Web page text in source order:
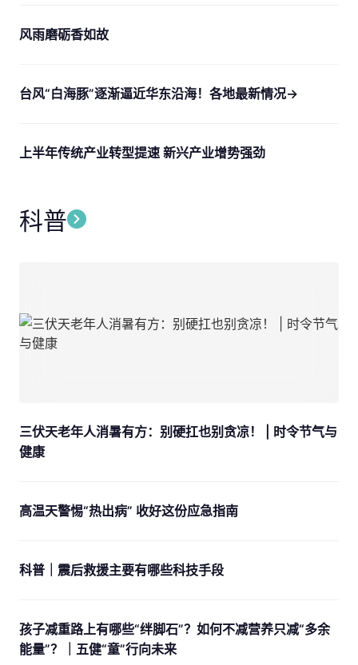
风雨磨砺香如故
台风“白海豚”逐渐逼近华东沿海！各地最新情况→
上半年传统产业转型提速 新兴产业增势强劲
科普
三伏天老年人消暑有方：别硬扛也别贪凉！ | 时令节气与
健康
高温天警惕“热出病” 收好这份应急指南
科普｜震后救援主要有哪些科技手段
孩子减重路上有哪些“绊脚石”？如何不减营养只减“多余
能量”？｜五健“童”行向未来